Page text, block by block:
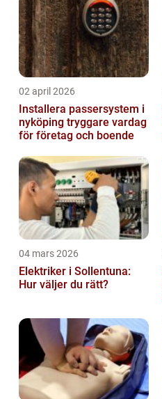
02 april 2026
Installera passersystem i
nyköping tryggare vardag
för företag och boende
04 mars 2026
Elektriker i Sollentuna:
Hur väljer du rätt?